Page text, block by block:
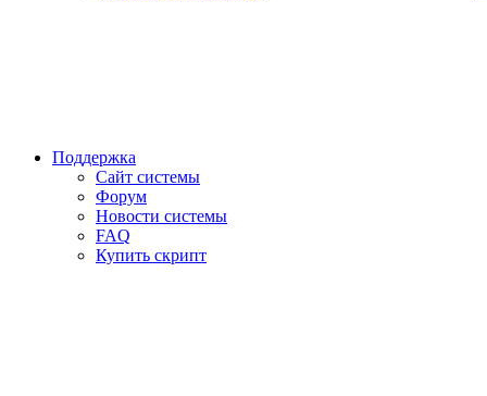
Поддержка
Сайт системы
Форум
Новости системы
FAQ
Купить скрипт